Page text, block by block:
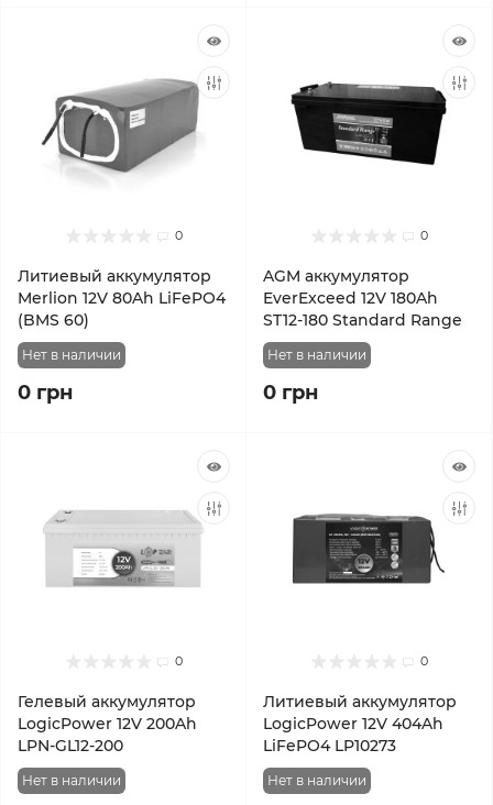
0
Литиевый аккумулятор
Merlion 12V 80Ah LiFePO4
(BMS 60)
Нет в наличии
0 грн
0
AGM аккумулятор
EverExceed 12V 180Ah
ST12-180 Standard Range
Нет в наличии
0 грн
0
Гелевый аккумулятор
LogicPower 12V 200Ah
LPN-GL12-200
Нет в наличии
0
Литиевый аккумулятор
LogicPower 12V 404Ah
LiFePO4 LP10273
Нет в наличии